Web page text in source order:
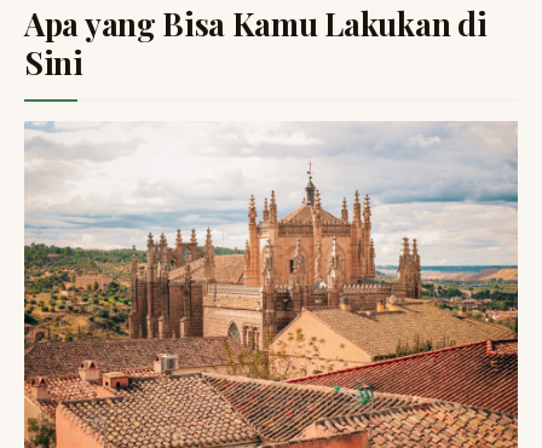
Apa yang Bisa Kamu Lakukan di
Sini